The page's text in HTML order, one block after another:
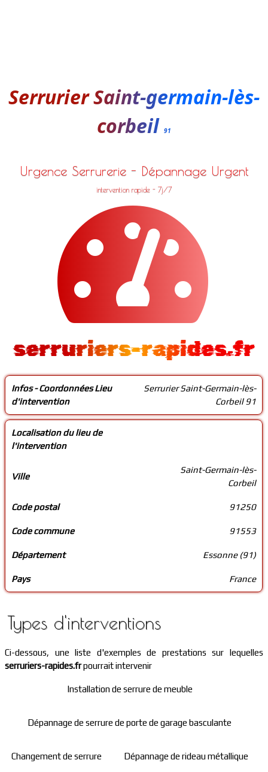
Serrurier Saint-germain-lès-
corbeil 91
Urgence Serrurerie - Dépannage Urgent
intervention rapide - 7j/7
serruriers-rapides.fr
Infos - Coordonnées Lieu
d'intervention
Serrurier Saint-Germain-lès-
Corbeil 91
Localisation du lieu de
l'intervention
Ville
Saint-Germain-lès-
Corbeil
Code postal 91250
Code commune 91553
Département Essonne (91)
Pays France
Types d'interventions
Ci-dessous, une liste d'exemples de prestations sur lequelles
serruriers-rapides.frpourrait intervenir
Installation de serrure de meuble
Dépannage de serrure de porte de garage basculante
Changement de serrure Dépannage de rideau métallique